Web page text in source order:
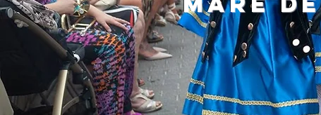
PATRONAT LA FESTA ELEMENTS